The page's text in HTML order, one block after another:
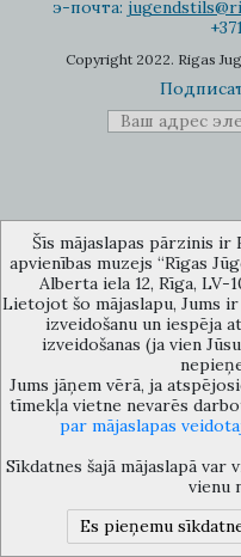
э-почта:
Copyright 2022. Rigas
Музей объединения
самоуправления «Рижский
Рига, LV 1010, Латвия
Šīs mājaslapas pārzinis ir
apvienības muzejs “Rīgas
Alberta iela 12, Rīga, LV-
Lietojot šo mājaslapu, Jums
izveidošanu un iespēja
izveidošanas (ja vien
Jums jāņem vērā, ja
tīmekļa vietne nevarēs
par mājaslapas
Sīkdatnes šajā mājaslapā
vienu
Es pieņemu